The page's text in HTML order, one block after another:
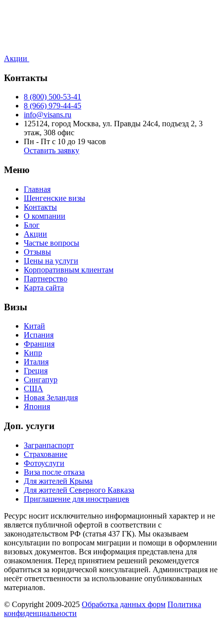
Акции
Контакты
8 (800) 500-53-41
8 (966) 979-44-45
info@visans.ru
125124, город Москва, ул. Правды 24c4, подъезд 2, 3
этаж, 308 офис
Пн - Пт с 10 до 19 часов
Оставить заявку
Меню
Главная
Шенгенские визы
Контакты
О компании
Блог
Акции
Частые вопросы
Отзывы
Цены на услуги
Корпоративным клиентам
Партнерство
Карта сайта
Визы
Китай
Испания
Франция
Кипр
Италия
Греция
Сингапур
США
Новая Зеландия
Япония
Доп. услуги
Загранпаспорт
Страхование
Фотоуслуги
Виза после отказа
Для жителей Крыма
Для жителей Северного Кавказа
Приглашение для иностранцев
Ресурс носит исключительно информационный характер и не
является публичной офертой в соответствии с
законодательством РФ (статья 437 ГК). Мы оказываем
консультации по вопросам миграции и помощи в оформлении
визовых документов. Вся информация представлена для
ознакомления. Перед принятием решений рекомендуется
обратиться за юридической консультацией. Администрация не
несёт ответственности за использование опубликованных
материалов.
© Copyright 2009-2025 Обработка данных форм Политика
конфиденциальности